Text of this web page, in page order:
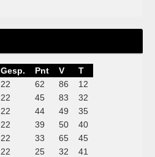
Gesp. Pnt V
T
22 62 86
12
22 45 83
32
22 44 49
35
22 39 50
40
22 33 65
45
22 25 32
41